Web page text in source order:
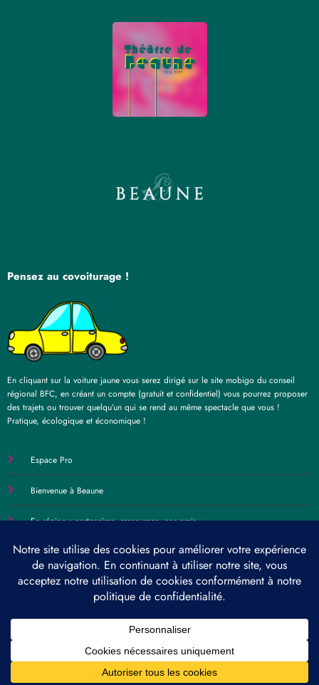
Pensez au covoiturage !
En cliquant sur la voiture jaune vous serez dirigé sur le site mobigo du conseil
régional BFC, en créant un compte (gratuit et confidentiel) vous pourrez proposer
des trajets ou trouver quelqu’un qui se rend au même spectacle que vous !
Pratique, écologique et économique !
Espace Pro
Bienvenue à Beaune
En région : partenaires, ressources, nos amis…
Contact
Politique de confidentialité
©Théâtre de Beaune - 2026 | Powered BySpiceThemes